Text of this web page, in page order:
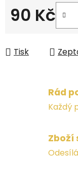
90 Kč
Měrná cena:
Tisk
Rád
Každý
Zboží